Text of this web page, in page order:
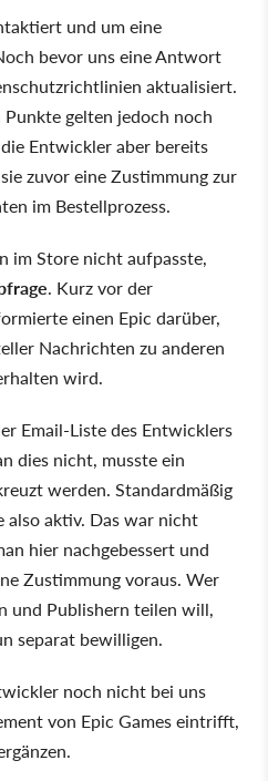
und um eine
bevor uns eine Antwort
aktualisiert.
gelten jedoch noch
Entwickler aber bereits
zuvor eine Zustimmung zur
im Bestellprozess.
im Store nicht aufpasste,
. Kurz vor der
einen Epic darüber,
Nachrichten zu anderen
wird.
Email-Liste des Entwicklers
dies nicht, musste ein
werden. Standardmäßig
aktiv. Das war nicht
hier nachgebessert und
Zustimmung voraus. Wer
und Publishern teilen will,
separat bewilligen.
noch nicht bei uns
von Epic Games eintrifft,